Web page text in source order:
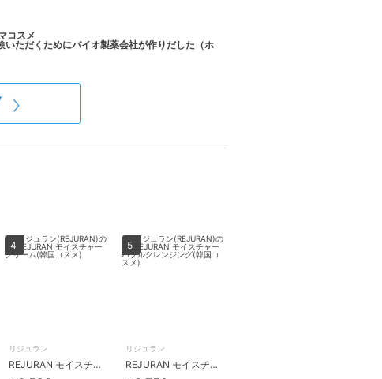
コスメ
ただくためにバイオ製薬会社が作りだした（ホ
リジュラン
REJURAN モイスチャークリーム(韓国コスメ)
4
リジュラン
REJURAN モイスチャーバブルクレンジング(韓国コスメ)
5